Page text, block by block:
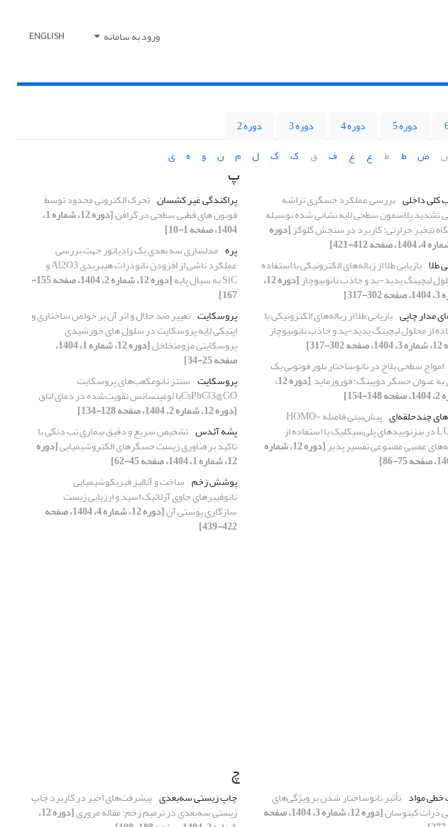
ورود به سامانه ENGLISH
دوره 5 دوره 4 دوره 3
دوره 2
ض ط ظ ع غ ف ق ک گ ل م ن و ه ی
کلی داخلی بررسی عملکرد حسگری تراشه
اپتیکی تشدید پلاسمون سطحی لایه ‎نشانی شده بوسیله
تبخیر حرارتی: کاربرد در سنجش گلوکز[دوره
طلا بازیابی طلا از زباله‌های الکترونیکی با استفاده
لیچینگ یدید-ید و جاذب نانوبیوچار [دوره 12،
317]
مدار چاپی بازیابی طلا از زباله‌های الکترونیکی با
از محلول لیچینگ یدید-ید و جاذب نانوبیوچار
317]
امواج سطحی بلاخ در نانوساختار بلور فوتونی یک
عنوان حسگر ‏دوپینگ: فوروزماید [دوره 12،
154]
چندحلقه‌ای
پیش‌بینی فاصله HOMO-
LUMO در بنزنوییدهای پلی‌سیکلیک با استفاده از
عصبی مصنوعی تفسیر پذیر [دوره 12، شماره
پ
پراکندگی غیر کشسان تحرک الکترونی محدود توسط
فونون های قطبی سطحی در گرافن [دوره 12، شماره 1،
1404، صفحه 1-10]
پره مدلسازی سه بعدی یک رادیاتور جهت بررسی
عملکرد ناشی از افزودن نانوذرات هیبریدی Al2O3 و
SiC به سیال پایه [دوره 12، شماره 2، 1404، صفحه 155-
167]
پروسکایت تغییر ضد حلال و اثر آن بر خواص ساختاری و
اپتیکی لایه پروسکایت در سلول های خورشیدی
پروسکایتی مزومتخلخل [دوره 12، شماره 1، 1404،
صفحه 25-34]
پروسکایت سنتز نانو‌مکعب‌های پروسکایت
CsPbCl3@GOبا لومینسانس تقویت‌شده در دمای اتاق
[دوره 12، شماره 2، 1404، صفحه 128-134]
پشه آئدس تشخیص سریع و دقیق بیماری تب دنگی با
تاکید بر فناوری زیست حسگرهای الکتروشیمیایی[دوره
12، شماره 1، 1404، صفحه 45-62]
پوشش زخم ساخت و آنالیز فیزیکوشیمیایی
نانوفیبرهای حاوی آزلائیک اسید و ارزیابی زیست
سازگاری پوستی آن [دوره 12، شماره 4، 1404، صفحه
422-439]
مواد تأثیر نانوساختار شدن بر ویژگی‌های
ذرات کیتوسان [دوره 12، شماره 3، 1404، صفحه
چ
چاپ زیستی سه‌بعدی پیشرفت‌های اخیر در کاربرد چاپ
زیستی سه‌بعدی در ترمیم زخم: مقاله مروری [دوره 12،